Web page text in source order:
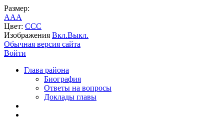
Размер:
AAA
Цвет: CCC
Изображения Вкл.Выкл.
Обычная версия сайта
Войти
Глава района
Биография
Ответы на вопросы
Доклады главы